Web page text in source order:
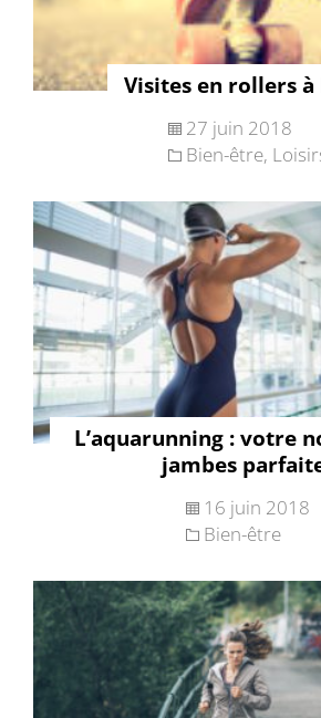
Visites en rollers à
27 juin 2018
Bien-être,
L’aquarunning : votre
jambes
16 juin 2018
Bien-être